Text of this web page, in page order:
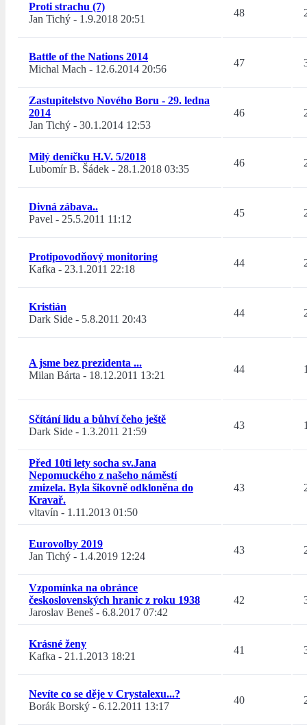
Proti strachu (7)
Jan Tichý - 1.9.2018 20:51
48
Battle of the Nations 2014
Michal Mach - 12.6.2014 20:56
47
Zastupitelstvo Nového Boru - 29. ledna
2014
Jan Tichý - 30.1.2014 12:53
46
Milý deníčku H.V. 5/2018
Lubomír B. Šádek - 28.1.2018 03:35
46
Divná zábava..
Pavel - 25.5.2011 11:12
45
Protipovodňový monitoring
Kafka - 23.1.2011 22:18
44
Kristián
Dark Side - 5.8.2011 20:43
44
A jsme bez prezidenta ...
Milan Bárta - 18.12.2011 13:21
44
Sčítání lidu a bůhví čeho ještě
Dark Side - 1.3.2011 21:59
43
Před 10ti lety socha sv.Jana
Nepomuckého z našeho náměstí
zmizela. Byla šikovně odkloněna do
Kravař.
vltavín - 1.11.2013 01:50
43
Eurovolby 2019
Jan Tichý - 1.4.2019 12:24
43
Vzpomínka na obránce
československých hranic z roku 1938
Jaroslav Beneš - 6.8.2017 07:42
42
Krásné ženy
Kafka - 21.1.2013 18:21
41
Nevíte co se děje v Crystalexu...?
Borák Borský - 6.12.2011 13:17
40